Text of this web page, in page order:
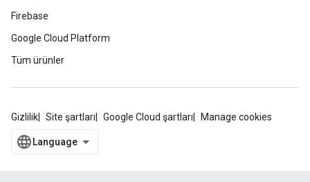
Firebase
Google Cloud Platform
Tüm ürünler
Gizlilik Site şartları Google Cloud şartları Manage cookies